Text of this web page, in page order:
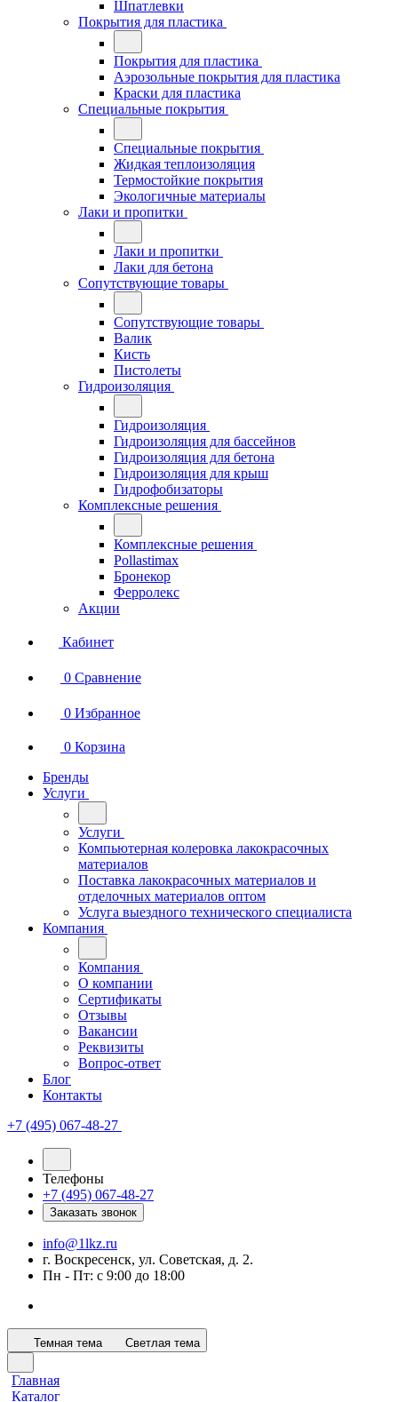
Шпатлевки
Покрытия для пластика
Покрытия для пластика
Аэрозольные покрытия для пластика
Краски для пластика
Специальные покрытия
Специальные покрытия
Жидкая теплоизоляция
Термостойкие покрытия
Экологичные материалы
Лаки и пропитки
Лаки и пропитки
Лаки для бетона
Сопутствующие товары
Сопутствующие товары
Валик
Кисть
Пистолеты
Гидроизоляция
Гидроизоляция
Гидроизоляция для бассейнов
Гидроизоляция для бетона
Гидроизоляция для крыш
Гидрофобизаторы
Комплексные решения
Комплексные решения
Pollastimax
Бронекор
Ферролекс
Акции
Кабинет
0 Сравнение
0 Избранное
0 Корзина
Бренды
Услуги
Услуги
Компьютерная колеровка лакокрасочных
материалов
Поставка лакокрасочных материалов и
отделочных материалов оптом
Услуга выездного технического специалиста
Компания
Компания
О компании
Сертификаты
Отзывы
Вакансии
Реквизиты
Вопрос-ответ
Блог
Контакты
+7 (495) 067-48-27
Телефоны
+7 (495) 067-48-27
Заказать звонок
info@1lkz.ru
г. Воскресенск, ул. Советская, д. 2.
Пн - Пт: с 9:00 до 18:00
Темная тема Светлая тема
Главная
Каталог